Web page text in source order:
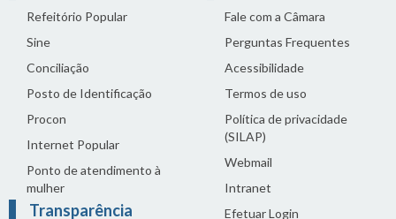
Refeitório Popular
Sine
Conciliação
Posto de Identificação
Procon
Internet Popular
Ponto de atendimento à
mulher
Transparência
Fale com a Câmara
Perguntas Frequentes
Acessibilidade
Termos de uso
Política de privacidade
(SILAP)
Webmail
Intranet
Efetuar Login